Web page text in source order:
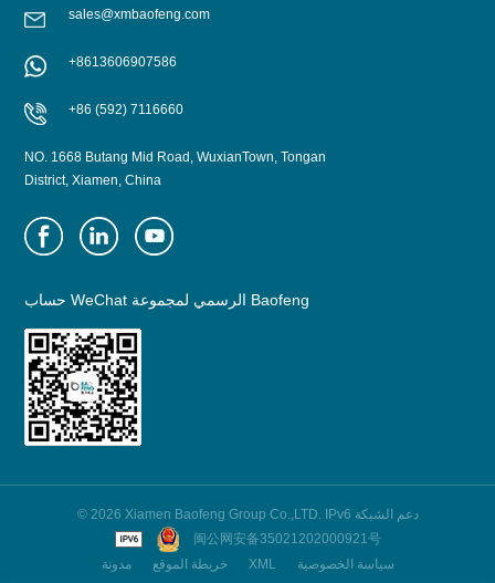
sales@xmbaofeng.com
+8613606907586
+86 (592) 7116660
NO. 1668 Butang Mid Road, WuxianTown, Tongan
District, Xiamen, China
حساب WeChat الرسمي لمجموعة Baofeng
© 2026 Xiamen Baofeng Group Co.,LTD. IPv6 دعم الشبكة
闽公网安备35021202000921号
مدونة
خريطة الموقع XML سياسة الخصوصية